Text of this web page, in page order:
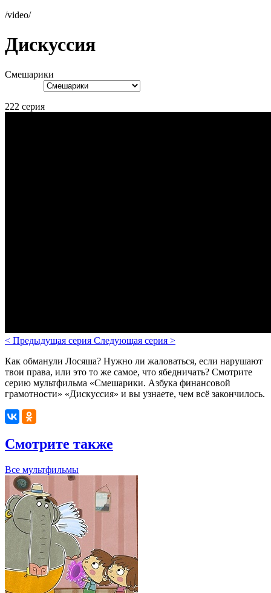
/video/
Дискуссия
Смешарики
222 серия
< Предыдущая серия Следующая серия >
Как обманули Лосяша? Нужно ли жаловаться, если нарушают
твои права, или это то же самое, что ябедничать? Смотрите
серию мультфильма «Смешарики. Азбука финансовой
грамотности» «Дискуссия» и вы узнаете, чем всё закончилось.
Смотрите также
Все мультфильмы